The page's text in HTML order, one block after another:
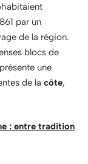
par un
de la région.
blocs de
une
de la côte,
: entre tradition